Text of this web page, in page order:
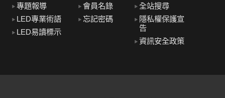
專題報導
LED專業術語
LED易讀標示
會員名錄
忘記密碼
全站搜尋
隱私權保護宣
告
資訊安全政策